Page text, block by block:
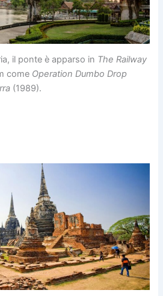
il ponte è apparso in The Railway
come Operation Dumbo Drop
(1989).